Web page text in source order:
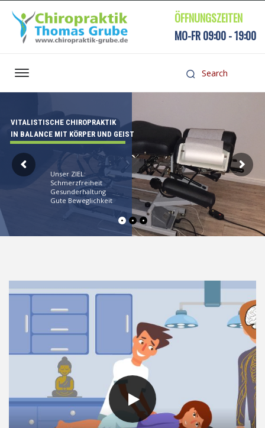
ÖFFNUNGSZEITEN
MO-FR 09:00 - 19:00
VITALISTISCHE CHIROPRAKTIK
IN BALANCE MIT KÖRPER UND GEIST
Unser ZIEL:
Schmerzfreiheit
Gesunderhaltung
Gute Beweglichkeit